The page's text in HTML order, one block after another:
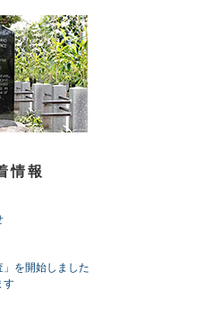
情報
を開始しました
す